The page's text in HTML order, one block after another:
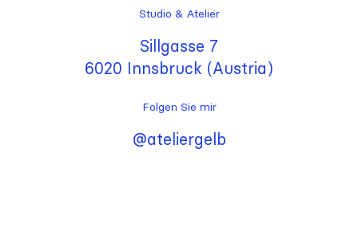
Studio & Atelier
Sillgasse 7
6020 Innsbruck (Austria)
Folgen Sie mir
@ateliergelb